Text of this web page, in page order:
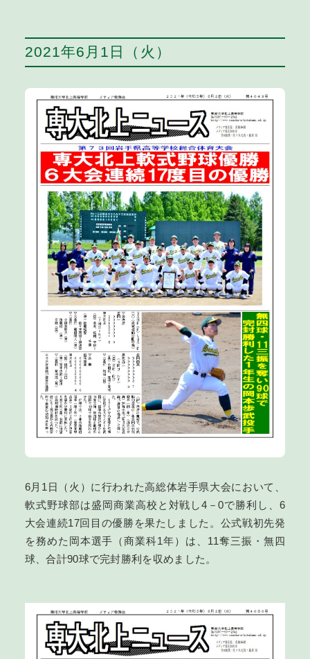
2021年6月1日（火）
6月1日（火）に行われた高総体岩手県大会において、
軟式野球部は盛岡商業高校と対戦し4－0で勝利し、6
大会連続17回目の優勝を果たしました。公式戦初先発
を務めた岡本選手（商業科1年）は、11奪三振・無四
球、合計90球で完封勝利を収めました。